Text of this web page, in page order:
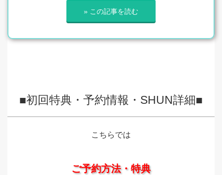
» この記事を読む
■初回特典・予約情報・SHUN詳細■
こちらでは
ご予約方法・特典